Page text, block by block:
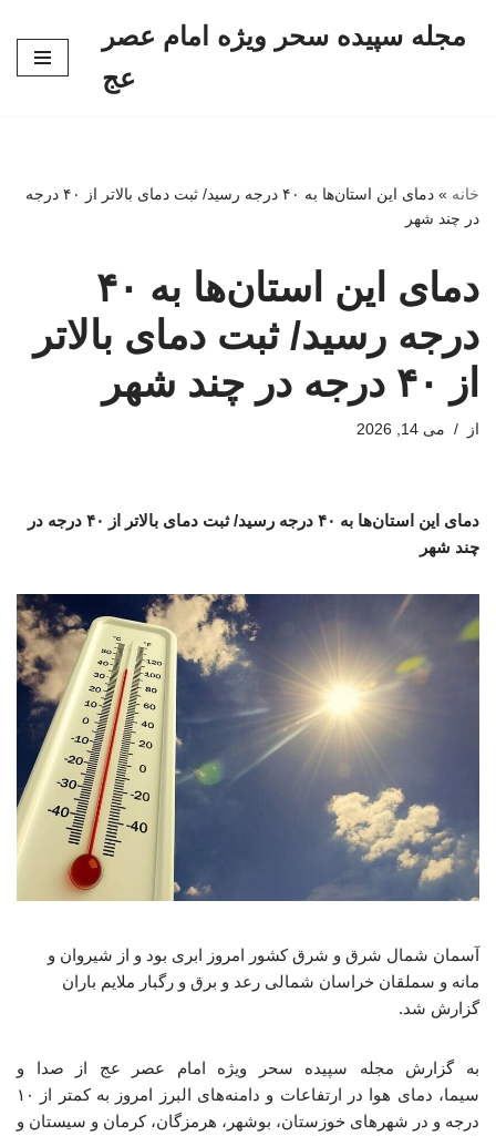
مجله سپیده سحر ویژه امام عصر
عج
خانه »
دمای این استان‌ها به ۴۰ درجه رسید/ ثبت دمای بالاتر از ۴۰ درجه
در چند شهر
دمای این استان‌ها به ۴۰
درجه رسید/ ثبت دمای بالاتر
از ۴۰ درجه در چند شهر
از می 14, 2026
دمای این استان‌ها به ۴۰ درجه رسید/ ثبت دمای بالاتر از ۴۰ درجه در
چند شهر
آسمان شمال شرق و شرق کشور امروز ابری بود و از شیروان و
مانه و سملقان خراسان شمالی رعد و برق و رگبار ملایم باران
گزارش شد.
به گزارش مجله سپیده سحر ویژه امام عصر عج از صدا و
سیما، دمای هوا در ارتفاعات و دامنه‌های البرز امروز به کمتر از ۱۰
درجه و در شهرهای خوزستان، بوشهر، هرمزگان، کرمان و سیستان و